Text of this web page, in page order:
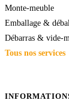
Monte-meuble
Emballage &
Débarras & vide-
Tous nos